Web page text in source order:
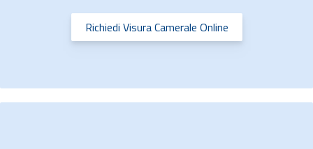
Richiedi Visura Camerale Online